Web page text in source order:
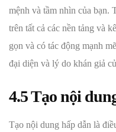
mệnh và tầm nhìn của bạn.
trên tất cả các nền tảng và
gọn và có tác động mạnh
đại diện và lý do khán giả
4.5 Tạo nội
Tạo nội dung hấp dẫn là